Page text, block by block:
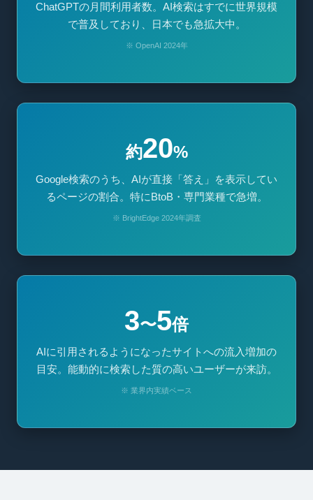
ChatGPTの月間利用者数。AI検索はすでに世界規模
で普及しており、日本でも急拡大中。
※ OpenAI 2024年
約20%
Google検索のうち、AIが直接「答え」を表示してい
るページの割合。特にBtoB・専門業種で急増。
※ BrightEdge 2024年調査
3〜5倍
AIに引用されるようになったサイトへの流入増加の
目安。能動的に検索した質の高いユーザーが来訪。
※ 業界内実績ベース